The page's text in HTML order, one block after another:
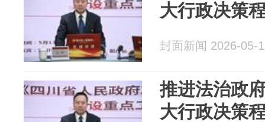
大行政决策
封面新闻 2026-05-
推进法治政
大行政决策